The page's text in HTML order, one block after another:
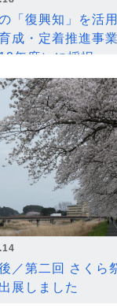
「復興知」を活
成・定着推進事
年度）に採択
／第二回 さくら
展しました